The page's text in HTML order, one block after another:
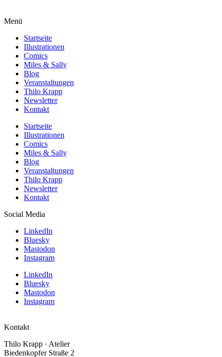
Menü
Startseite
Illustrationen
Comics
Miles & Sally
Blog
Veranstaltungen
Thilo Krapp
Newsletter
Kontakt
Startseite
Illustrationen
Comics
Miles & Sally
Blog
Veranstaltungen
Thilo Krapp
Newsletter
Kontakt
Social Media
LinkedIn
Bluesky
Mastodon
Instagram
LinkedIn
Bluesky
Mastodon
Instagram
Kontakt
Thilo Krapp · Atelier
Biedenkopfer Straße 2